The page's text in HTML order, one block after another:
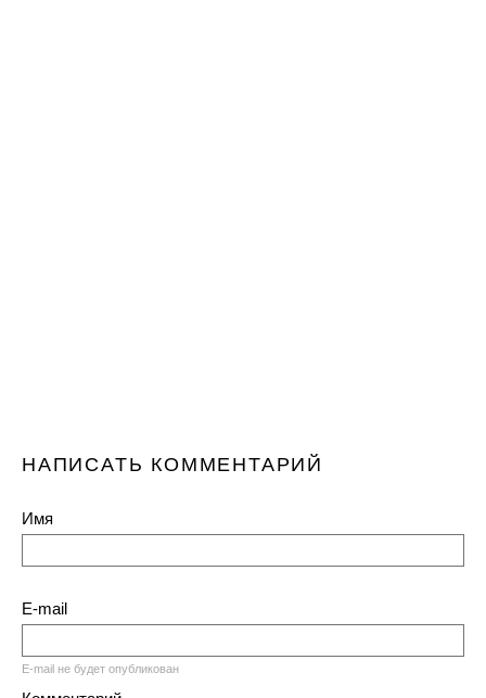
НАПИСАТЬ КОММЕНТАРИЙ
Имя
E-mail
E-mail не будет опубликован